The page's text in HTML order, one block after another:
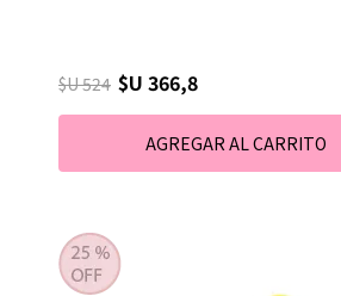
$U 524 $U 366,8